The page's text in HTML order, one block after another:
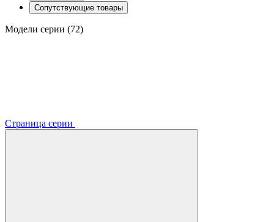
Сопутствующие товары
Модели серии (72)
Страница серии